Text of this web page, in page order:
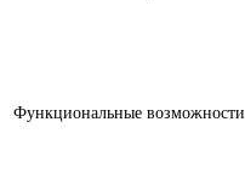
Функциональные возможности